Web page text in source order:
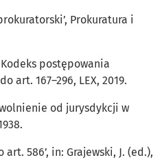
Prokuratura i
Kodeks postępowania
art. 167–296, LEX, 2019.
od jurysdykcji w
586’, in: Grajewski, J. (ed.),